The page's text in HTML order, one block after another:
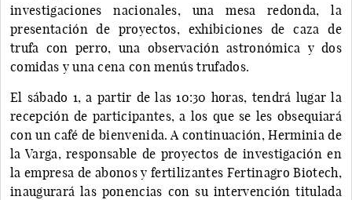
investigaciones nacionales, una mesa redonda, la
presentación de proyectos, exhibiciones de caza de
trufa con perro, una observación astronómica y dos
comidas y una cena con menús trufados.
El sábado 1, a partir de las 10:30 horas, tendrá lugar la
recepción de participantes, a los que se les obsequiará
con un café de bienvenida. A continuación, Herminia de
la Varga, responsable de proyectos de investigación en
la empresa de abonos y fertilizantes Fertinagro Biotech,
inaugurará las ponencias con su intervención titulada